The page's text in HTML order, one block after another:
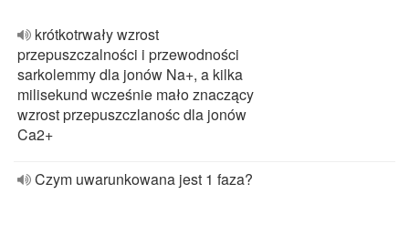
krótkotrwały wzrost
przepuszczalności i przewodności
sarkolemmy dla jonów Na+, a kilka
milisekund wcześnie mało znaczący
wzrost przepuszczlanośc dla jonów
Ca2+
Czym uwarunkowana jest 1 faza?